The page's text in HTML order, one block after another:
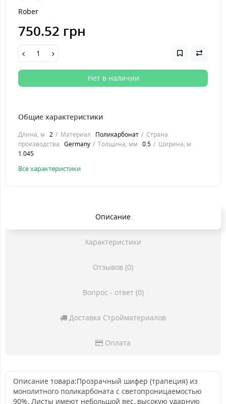
Rober
750.52 грн
Нет в наличии
Общие характеристики
Длина, м 2 Материал Поликарбонат
Страна
производства Germany Толщина, мм 0.5
Ширина, м
1.045
Все характеристики
Описание
Характеристики
Отзывов (0)
Вопрос - ответ (0)
Доставка Стройматериалов
Оплата
Описание товара:Прозрачный шифер (трапеция) из
монолитного поликарбоната с светопроницаемостью
90%. Листы имеют небольшой вес, высокую ударную